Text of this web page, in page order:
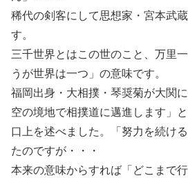
稀代の剣客にして思想家・宮本武
す。
三千世界とはこの世のこと、万里
うが世界は一つ」の意味です。
福岡出身・大相撲・琴奨菊が大関
空の境地で相撲道に邁進します」と
口上を述べました。「努力を続け
たのですが・・・
本来の意味からすれば「どこまで